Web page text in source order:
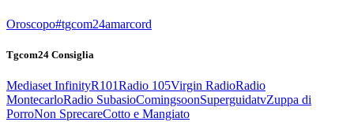
Oroscopo#tgcom24amarcord
Tgcom24 Consiglia
Mediaset InfinityR101Radio 105Virgin RadioRadio
MontecarloRadio SubasioComingsoonSuperguidatvZuppa di
PorroNon SprecareCotto e Mangiato